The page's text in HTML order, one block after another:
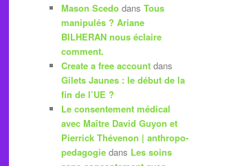
Mason Scedo dans Tous
manipulés ? Ariane
BILHERAN nous éclaire
comment.
Create a free account dans
Gilets Jaunes : le début de la
fin de l’UE ?
Le consentement médical
avec Maître David Guyon et
Pierrick Thévenon | anthropo-
pedagogie dans Les soins